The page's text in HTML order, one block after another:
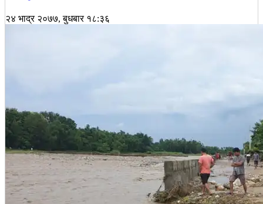
२४ भाद्र २०७७, बुधबार १८:३६